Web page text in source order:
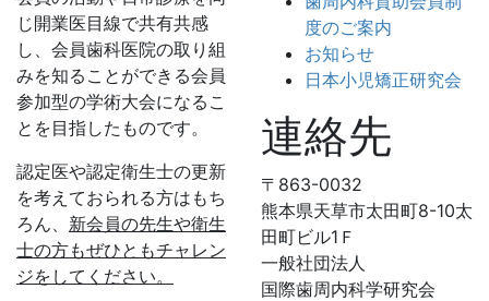
じ開業医目線で共有共感
し、会員歯科医院の取り組
みを知ることができる会員
参加型の学術大会になるこ
とを目指したものです。
認定医や認定衛生士の更新
を考えておられる方はもち
ろん、 新会員の先生や衛生
士の方もぜひともチャレン
ジをしてください。
度のご案内
お知らせ
日本小児矯正研究会
連絡先
〒863-0032
熊本県天草市太田町8-10太
田町ビル1Ｆ
一般社団法人
国際歯周内科学研究会